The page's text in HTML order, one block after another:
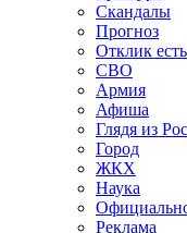
Скандалы
Прогноз
Отклик
СВО
Армия
Афиша
Глядя из
Город
ЖКХ
Наука
Реклама